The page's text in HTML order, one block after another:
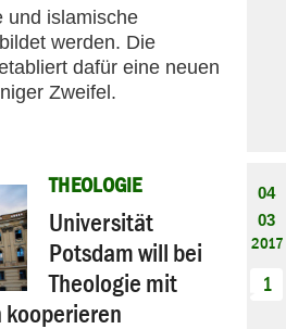
und islamische
werden. Die
dafür eine neuen
Zweifel.
THEOLOGIE
Universität
Potsdam will bei
Theologie mit
kooperieren
04
03
2017
1